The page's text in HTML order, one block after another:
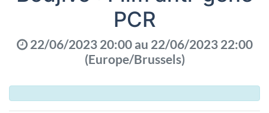
PCR
22/06/2023 20:00au 22/06/2023 22:00
(Europe/Brussels)